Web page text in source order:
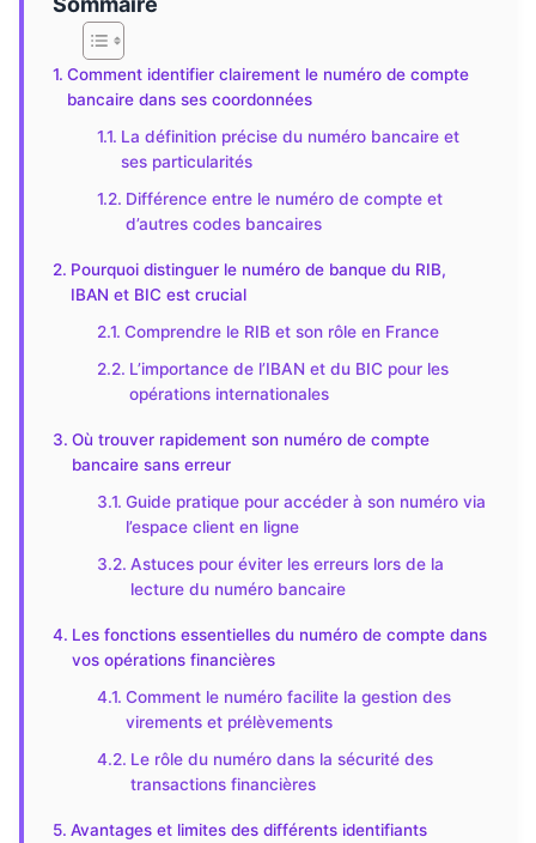
Comment identifier clairement le numéro de compte
bancaire dans ses coordonnées
La définition précise du numéro bancaire et
ses particularités
Différence entre le numéro de compte et
d’autres codes bancaires
Pourquoi distinguer le numéro de banque du RIB,
IBAN et BIC est crucial
Comprendre le RIB et son rôle en France
L’importance de l’IBAN et du BIC pour les
opérations internationales
Où trouver rapidement son numéro de compte
bancaire sans erreur
Guide pratique pour accéder à son numéro via
l’espace client en ligne
Astuces pour éviter les erreurs lors de la
lecture du numéro bancaire
Les fonctions essentielles du numéro de compte dans
vos opérations financières
Comment le numéro facilite la gestion des
virements et prélèvements
Le rôle du numéro dans la sécurité des
transactions financières
Avantages et limites des différents identifiants